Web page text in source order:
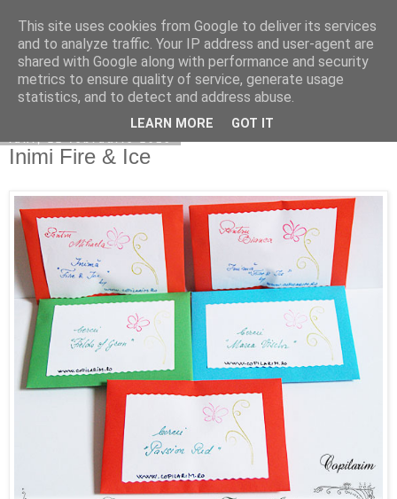
Copilarim
Inimi Fire & Ice
This site uses cookies from Google to deliver its services
and to analyze traffic. Your IP address and user-agent are
shared with Google along with performance and security
metrics to ensure quality of service, generate usage
statistics, and to detect and address abuse.
LEARN MORE GOT IT